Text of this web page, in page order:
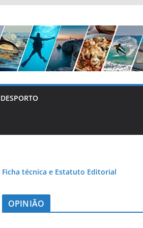
DESPORTO
Ficha técnica e Estatuto Editorial
OPINIÃO